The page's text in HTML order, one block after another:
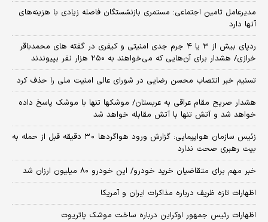
مدیرعامل تامین اجتماعی: مستمری بازنشستگان فاصله زیادی با هزینه‌های
آنها دارد
ردپای بیش از ۳ یا ۴ جرم جدی امنیتی و کیفری در گفته های محمدباقر
خرازی/ هشدار برای آن‌هایی که می‌خواهند به ۲۵۰ هزار نفر بپیوندند
تسنیم خبر انتصاب محسن رضایی در شورای عالی امنیت ملی را حذف کرد
هشدار صریح مقام عراقی به عربستان/ موشکها تنها با موشک پاسخ داده
خواهد شد و آتش تنها با آتش مقابله خواهد شد
زئیس سازمان هواپیمایی: گزارش ورود هواگردها ٣٠ دقیقه قبل از حمله به
بیت رهبری صحت ندارد
خبر مهم برای متقاضیان خرید خودرو/ این خودرو ۸۰ میلیون ارزان شد
اظهارات تازه ظریف درباره مذاکرات ایران و آمریکا
اظهارات رئیس جمهور اوکراین درباره ساخت موشک پاتریوت